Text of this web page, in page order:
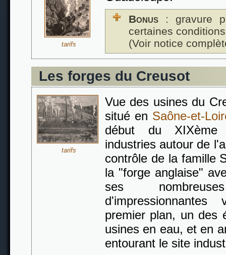
tarifs
Bonus : gravure
certaines
(Voir notice
Les forges du Creusot
tarifs
Vue des usines du
situé en Saône-et-
début du XIXème
industries autour de
contrôle de la famille
la "forge anglaise"
ses
premier plan, un des
usines en eau, et en
entourant le site